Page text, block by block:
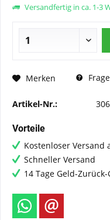
Versandfertig in ca. 1-3
Merken
Artikel-Nr.:
Vorteile
Kostenloser Versand
Schneller Versand
14 Tage Geld-